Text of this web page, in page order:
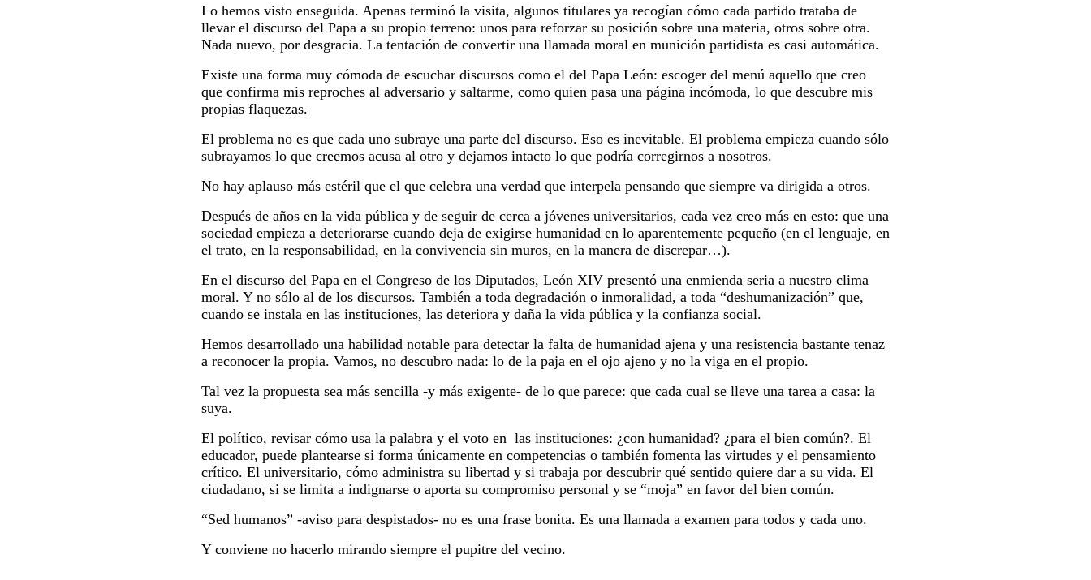
Lo hemos visto enseguida. Apenas terminó la visita, algunos titulares ya recogían cómo cada partido trataba de
llevar el discurso del Papa a su propio terreno: unos para reforzar su posición sobre una materia, otros sobre otra.
Nada nuevo, por desgracia. La tentación de convertir una llamada moral en munición partidista es casi automática.
Existe una forma muy cómoda de escuchar discursos como el del Papa León: escoger del menú aquello que creo
que confirma mis reproches al adversario y saltarme, como quien pasa una página incómoda, lo que descubre mis
propias flaquezas.
El problema no es que cada uno subraye una parte del discurso. Eso es inevitable. El problema empieza cuando sólo
subrayamos lo que creemos acusa al otro y dejamos intacto lo que podría corregirnos a nosotros.
No hay aplauso más estéril que el que celebra una verdad que interpela pensando que siempre va dirigida a otros.
Después de años en la vida pública y de seguir de cerca a jóvenes universitarios, cada vez creo más en esto: que una
sociedad empieza a deteriorarse cuando deja de exigirse humanidad en lo aparentemente pequeño (en el lenguaje, en
el trato, en la responsabilidad, en la convivencia sin muros, en la manera de discrepar…).
En el discurso del Papa en el Congreso de los Diputados, León XIV presentó una enmienda seria a nuestro clima
moral. Y no sólo al de los discursos. También a toda degradación o inmoralidad, a toda “deshumanización” que,
cuando se instala en las instituciones, las deteriora y daña la vida pública y la confianza social.
Hemos desarrollado una habilidad notable para detectar la falta de humanidad ajena y una resistencia bastante tenaz
a reconocer la propia. Vamos, no descubro nada: lo de la paja en el ojo ajeno y no la viga en el propio.
Tal vez la propuesta sea más sencilla -y más exigente- de lo que parece: que cada cual se lleve una tarea a casa: la
suya.
El político, revisar cómo usa la palabra y el voto en las instituciones: ¿con humanidad? ¿para el bien común?. El
educador, puede plantearse si forma únicamente en competencias o también fomenta las virtudes y el pensamiento
crítico. El universitario, cómo administra su libertad y si trabaja por descubrir qué sentido quiere dar a su vida. El
ciudadano, si se limita a indignarse o aporta su compromiso personal y se “moja” en favor del bien común.
“Sed humanos” -aviso para despistados- no es una frase bonita. Es una llamada a examen para todos y cada uno.
Y conviene no hacerlo mirando siempre el pupitre del vecino.